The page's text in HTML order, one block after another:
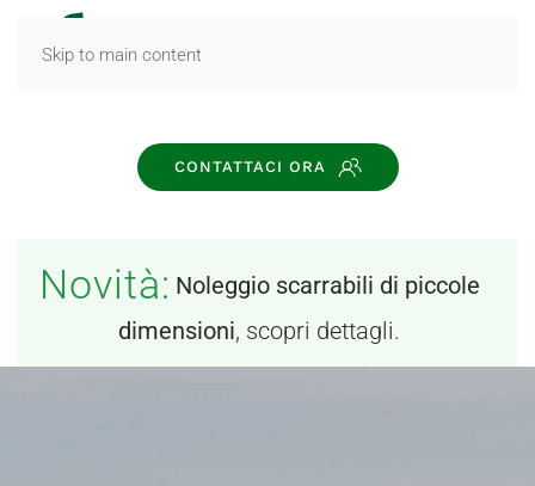
Skip to main content
CONTATTACI ORA
Novità: Noleggio scarrabili di piccole
dimensioni, scopri dettagli.